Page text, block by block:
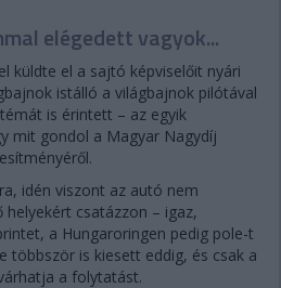
elégedett vagyok...
küldte el a sajtó képviselőit nyári
istálló a világbajnok pilótával
is érintett – az egyik
mit gondol a Magyar Nagydíj
idén viszont az autó nem
helyekért csatázzon – igaz,
a Hungaroringen pedig pole-t
többször is kiesett eddig, és csak a
a folytatást.